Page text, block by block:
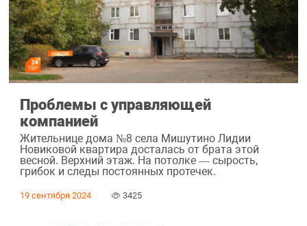
Проблемы с управляющей
компанией
Жительнице дома №8 села Мишутино Лидии
Новиковой квартира досталась от брата этой
весной. Верхний этаж. На потолке — сырость,
грибок и следы постоянных протечек.
19 сентября 2024 3425